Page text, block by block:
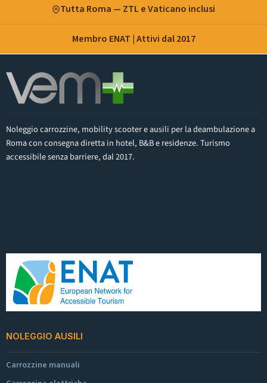
Tutta Roma — ZTL e Vaticano inclusi
Membro ENAT | Attivi dal 2017
Noleggio carrozzine, mobility scooter e ausili per la deambulazione a
Roma con consegna diretta in hotel, B&B e residenze. Turismo
accessibile senza barriere, dal 2017.
NOLEGGIO AUSILI
Carrozzine manuali